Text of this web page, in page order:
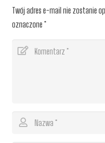
Twój adres e-mail nie zostanie
oznaczone *